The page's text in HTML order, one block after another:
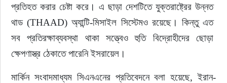
প্রতিহত করার চেষ্টা করে। এ ছাড়া দেশটিতে যুক্তরাষ্ট্রের উন্নত
থাড (THAAD) অ্যান্টি-মিসাইল সিস্টেমও রয়েছে। কিন্তু এত
সব প্রতিরক্ষাব্যবস্থা থাকা সত্ত্বেও হুতি বিদ্রোহীদের ছোড়া
ক্ষেপণাস্ত্র ঠেকাতে পারেনি ইসরায়েল।
মার্কিন সংবাদমাধ্যম সিএনএনের প্রতিবেদনে বলা হয়েছে, ইরান-